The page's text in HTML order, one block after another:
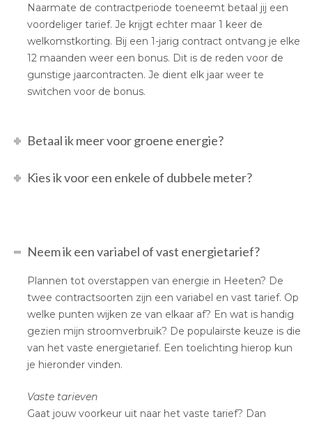
Naarmate de contractperiode toeneemt betaal jij een
voordeliger tarief. Je krijgt echter maar 1 keer de
welkomstkorting. Bij een 1-jarig contract ontvang je elke
12 maanden weer een bonus. Dit is de reden voor de
gunstige jaarcontracten. Je dient elk jaar weer te
switchen voor de bonus.
Betaal ik meer voor groene energie?
Kies ik voor een enkele of dubbele meter?
Neem ik een variabel of vast energietarief?
Plannen tot overstappen van energie in Heeten? De
twee contractsoorten zijn een variabel en vast tarief. Op
welke punten wijken ze van elkaar af? En wat is handig
gezien mijn stroomverbruik? De populairste keuze is die
van het vaste energietarief. Een toelichting hierop kun
je hieronder vinden.
Vaste tarieven
Gaat jouw voorkeur uit naar het vaste tarief? Dan